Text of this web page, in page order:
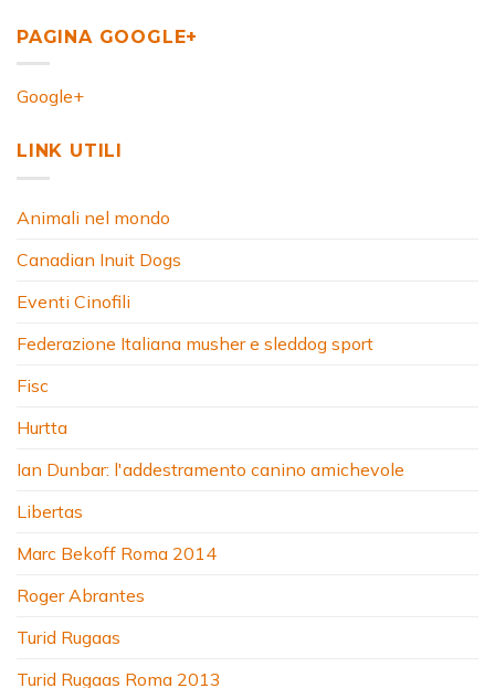
PAGINA GOOGLE+
Google+
LINK UTILI
Animali nel mondo
Canadian Inuit Dogs
Eventi Cinofili
Federazione Italiana musher e sleddog sport
Fisc
Hurtta
Ian Dunbar: l'addestramento canino amichevole
Libertas
Marc Bekoff Roma 2014
Roger Abrantes
Turid Rugaas
Turid Rugaas Roma 2013